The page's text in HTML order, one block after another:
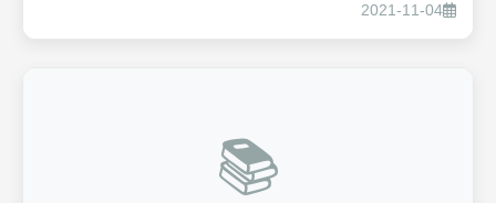
2021-11-04
📚